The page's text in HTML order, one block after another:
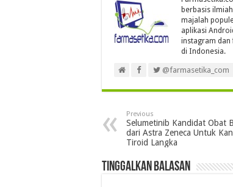
berbasis
majalah
aplikasi
instagram dan
di Indonesia.
@farmasetika_com
Previous
Selumetinib Kandidat Obat
dari Astra Zeneca Untuk
Tiroid Langka
Tinggalkan Balasan